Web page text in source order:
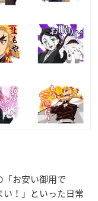
「お安い御用で
！」といった日常